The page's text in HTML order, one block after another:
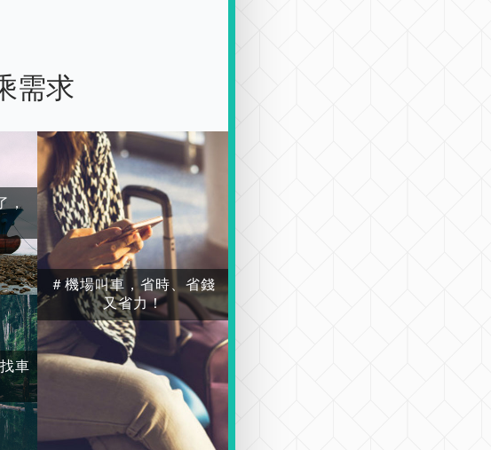
需求
，
車
＃機場叫車，省時、省錢
又省力！